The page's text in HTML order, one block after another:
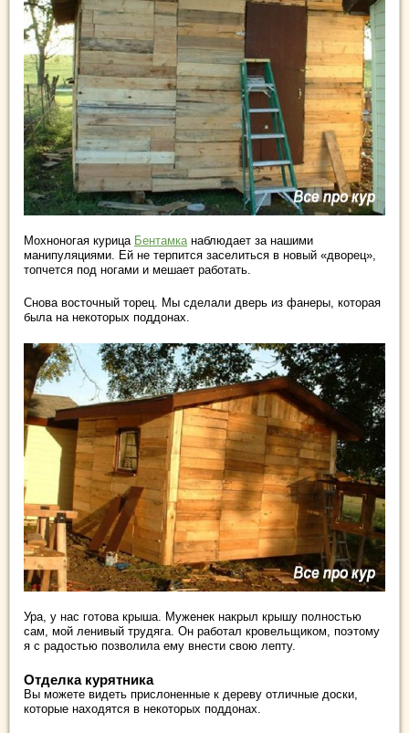
Мохноногая курица Бентамка наблюдает за нашими
манипуляциями. Ей не терпится заселиться в новый «дворец»,
топчется под ногами и мешает работать.
Снова восточный торец. Мы сделали дверь из фанеры, которая
была на некоторых поддонах.
Ура, у нас готова крыша. Муженек накрыл крышу полностью
сам, мой ленивый трудяга. Он работал кровельщиком, поэтому
я с радостью позволила ему внести свою лепту.
Отделка курятника
Вы можете видеть прислоненные к дереву отличные доски,
которые находятся в некоторых поддонах.